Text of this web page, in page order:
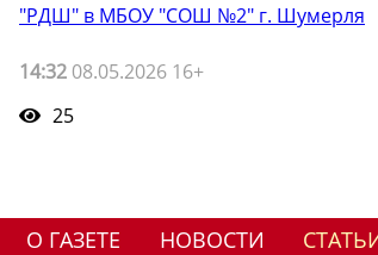
"РДШ" в МБОУ "СОШ №2" г. Шумерля
14:32 08.05.2026 16+
25
О ГАЗЕТЕ НОВОСТИ